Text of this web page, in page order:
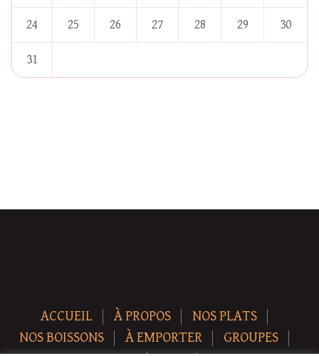
24 25 26 27 28 29 30
31
ACCUEIL À PROPOS
NOS PLATS
NOS BOISSONS
À EMPORTER
GROUPES